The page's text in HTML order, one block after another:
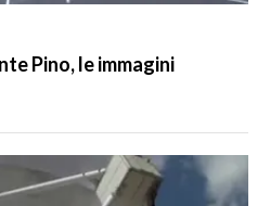
Pino, le immagini